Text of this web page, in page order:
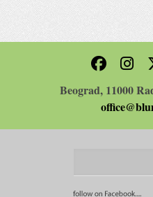
Beograd, 11000